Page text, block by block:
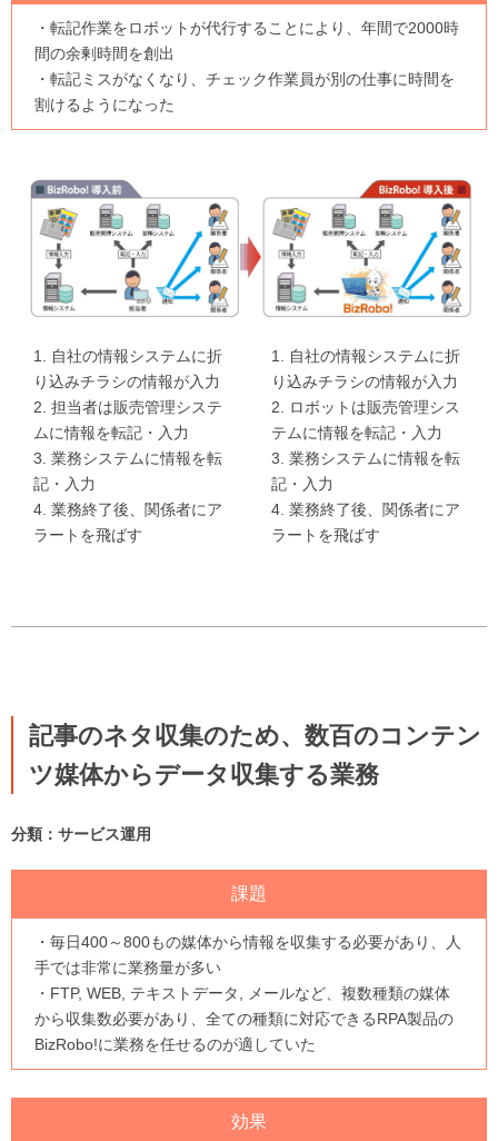
・転記作業をロボットが代行することにより、年間で2000時
間の余剰時間を創出
・転記ミスがなくなり、チェック作業員が別の仕事に時間を
割けるようになった
1. 自社の情報システムに折
り込みチラシの情報が入力
2. 担当者は販売管理システ
ムに情報を転記・入力
3. 業務システムに情報を転
記・入力
4. 業務終了後、関係者にア
ラートを飛ばす
1. 自社の情報システムに折
り込みチラシの情報が入力
2. ロボットは販売管理シス
テムに情報を転記・入力
3. 業務システムに情報を転
記・入力
4. 業務終了後、関係者にア
ラートを飛ばす
記事のネタ収集のため、数百のコンテン
ツ媒体からデータ収集する業務
分類：サービス運用
課題
・毎日400～800もの媒体から情報を収集する必要があり、人
手では非常に業務量が多い
・FTP, WEB, テキストデータ, メールなど、複数種類の媒体
から収集数必要があり、全ての種類に対応できるRPA製品の
BizRobo!に業務を任せるのが適していた
効果